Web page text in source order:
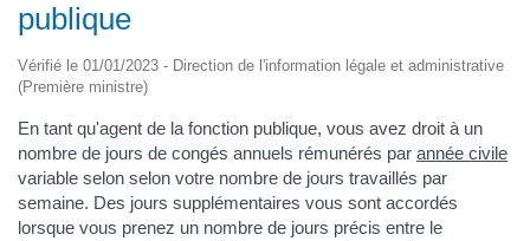
publique
Vérifié le 01/01/2023 - Direction de l'information légale et administrative
(Première ministre)
En tant qu'agent de la fonction publique, vous avez droit à un
nombre de jours de congés annuels rémunérés par année civile
variable selon selon votre nombre de jours travaillés par
semaine. Des jours supplémentaires vous sont accordés
lorsque vous prenez un nombre de jours précis entre le